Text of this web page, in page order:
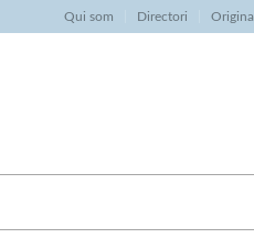
Qui som Directori